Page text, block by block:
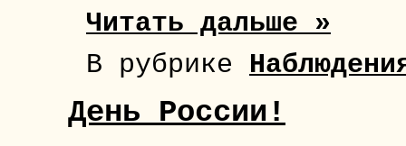
Читать дальше »
В рубрике
День России!